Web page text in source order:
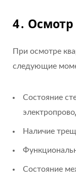
4․
При осмотре
следующие
Состояние
Наличие
Состояние